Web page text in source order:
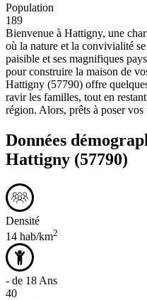
Population
189
Bienvenue à Hattigny, une
où la nature et la convivialité
paisible et ses magnifiques
pour construire la maison de
Hattigny (57790) offre
ravir les familles, tout en
région. Alors, prêts à poser
Données
Hattigny (57790)
Densité
14 hab/km2
- de 18 Ans
40